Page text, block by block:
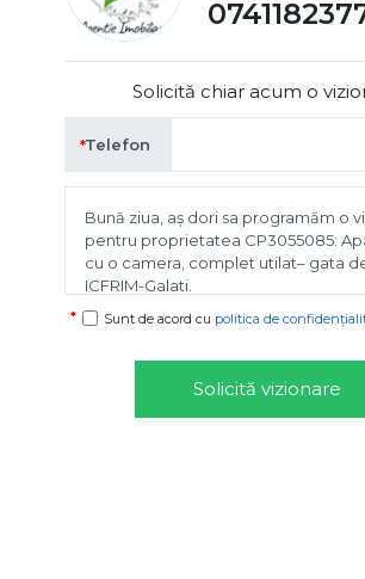
Solicită chiar acum o
Telefon
Sunt de acord cu politica de
Solicită vizionare